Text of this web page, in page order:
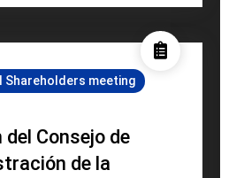
Administración
la
OBP
Shareholders meeting
del Consejo de
de la